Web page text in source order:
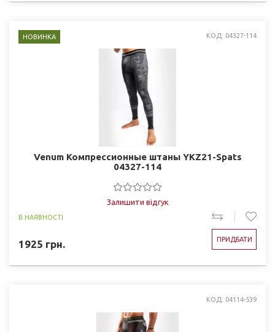
НОВИНКА КОД: 04327-114
Venum Компрессионные штаны YKZ21-Spats
04327-114
Залишити відгук
В НАЯВНОСТІ
1925 грн. ПРИДБАТИ
КОД: 04114-539